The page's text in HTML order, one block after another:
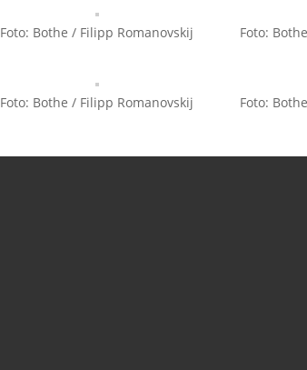
Foto: Bothe / Filipp Romanovskij Foto:
Foto: Bothe / Filipp Romanovskij Foto: